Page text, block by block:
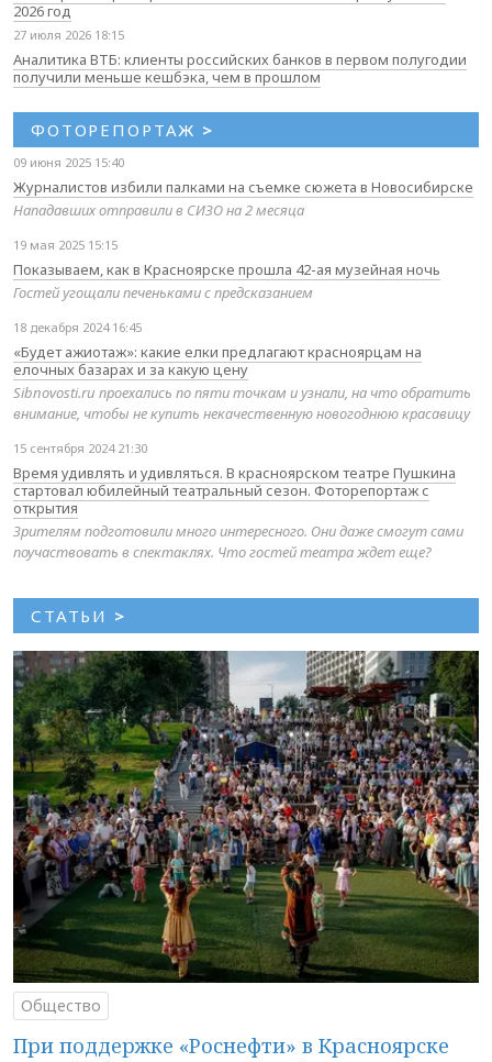
2026 год
27 июля 2026 18:15
Аналитика ВТБ: клиенты российских банков в первом полугодии
получили меньше кешбэка, чем в прошлом
ФОТОРЕПОРТАЖ >
09 июня 2025 15:40
Журналистов избили палками на съемке сюжета в Новосибирске
Нападавших отправили в СИЗО на 2 месяца
19 мая 2025 15:15
Показываем, как в Красноярске прошла 42-ая музейная ночь
Гостей угощали печеньками с предсказанием
18 декабря 2024 16:45
«Будет ажиотаж»: какие елки предлагают красноярцам на
елочных базарах и за какую цену
Sibnovosti.ru проехались по пяти точкам и узнали, на что обратить
внимание, чтобы не купить некачественную новогоднюю красавицу
15 сентября 2024 21:30
Время удивлять и удивляться. В красноярском театре Пушкина
стартовал юбилейный театральный сезон. Фоторепортаж с
открытия
Зрителям подготовили много интересного. Они даже смогут сами
поучаствовать в спектаклях. Что гостей театра ждет еще?
СТАТЬИ >
Общество
При поддержке «Роснефти» в Красноярске